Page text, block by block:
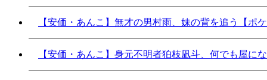
【安価・あんこ】無才の男村雨、妹の背を追う【ポ
【安価・あんこ】身元不明者狛枝凪斗、何でも屋に